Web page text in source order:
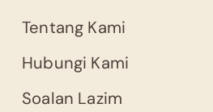
Tentang Kami
Hubungi Kami
Soalan Lazim